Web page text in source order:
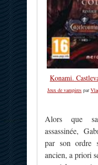
Konami.
Jeux de vampires par
Alors que
assassinée,
par son ordre
ancien, a priori